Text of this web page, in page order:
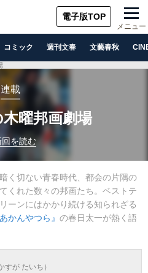
電子版TOP
メニュー
コミック 週刊文春 文藝春秋
連載
曜邦画劇場
回を読む
く切ない青春時代、都会の片隅の
くれた数々の邦画たち。ベストテ
ーンにはかかり続ける知られざる
あかんやつら』 の春日太一が熱く語
すが たいち）